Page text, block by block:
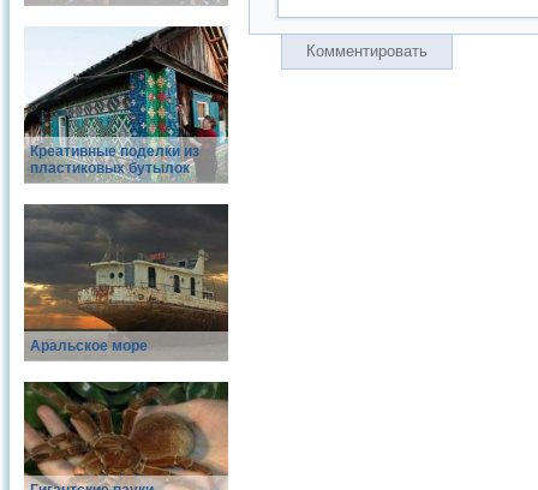
Креативные поделки из
пластиковых бутылок
Аральское море
Комментировать